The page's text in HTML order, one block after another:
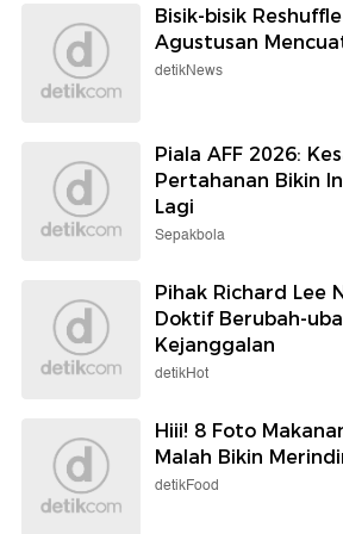
Bisik-bisik
Agustusan
detikNews
Piala AFF 2026:
Pertahanan Bikin
Lagi
Sepakbola
Pihak Richard Lee
Doktif Berubah-
Kejanggalan
detikHot
Hiii! 8 Foto
Malah Bikin
detikFood